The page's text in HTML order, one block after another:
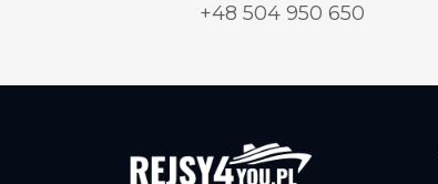
+48 504 950 650